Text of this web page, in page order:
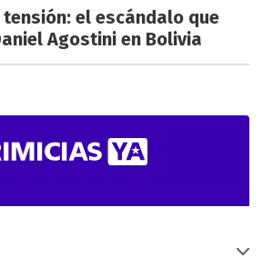
el escándalo que
Agostini en Bolivia